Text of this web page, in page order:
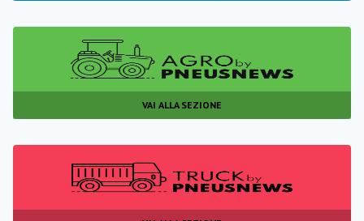
VAI ALLA SEZIONE